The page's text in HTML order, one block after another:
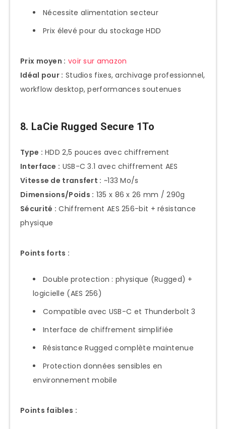
Nécessite alimentation secteur
Prix élevé pour du stockage HDD
Prix moyen : voir sur amazon
Idéal pour : Studios fixes, archivage professionnel,
workflow desktop, performances soutenues
8. LaCie Rugged Secure 1To
Type : HDD 2,5 pouces avec chiffrement
Interface : USB-C 3.1 avec chiffrement AES
Vitesse de transfert : ~133 Mo/s
Dimensions/Poids : 135 x 86 x 26 mm / 290g
Sécurité : Chiffrement AES 256-bit + résistance
physique
Points forts :
Double protection : physique (Rugged) +
logicielle (AES 256)
Compatible avec USB-C et Thunderbolt 3
Interface de chiffrement simplifiée
Résistance Rugged complète maintenue
Protection données sensibles en
environnement mobile
Points faibles :